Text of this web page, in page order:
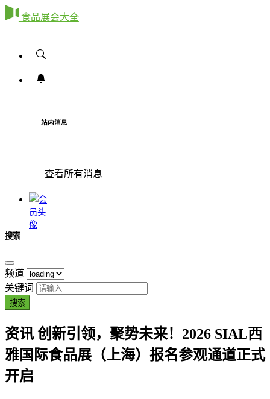
食品展会大全
站内消息
查看所有消息
搜索
频道
关键词
搜索
资讯创新引领，聚势未来！2026 SIAL西
雅国际食品展（上海）报名参观通道正式
开启